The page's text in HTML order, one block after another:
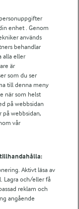
enhet . Genom
används
behandlar
alla eller
är
som du ser
till denna meny
när som helst
på webbsidan
på webbsidan,
vår
Aktivt läsa av
Lagra och/eller få
reklam och
angående